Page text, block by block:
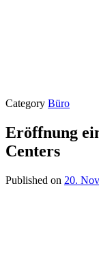
Category Büro
Eröffnung
Centers
Published on 20.